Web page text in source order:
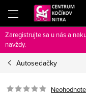
obsah
Zaregistrujte sa u nás a
navždy.
Autosedačky